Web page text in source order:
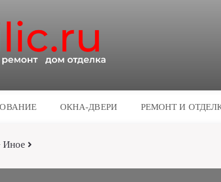
ОКНА-ДВЕРИ РЕМОНТ И
Иное